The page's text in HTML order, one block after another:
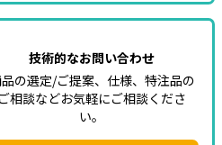
技術的なお問い合わせ
の選定/ご提案、仕様、特注品の
ご相談などお気軽にご相談くださ
い。